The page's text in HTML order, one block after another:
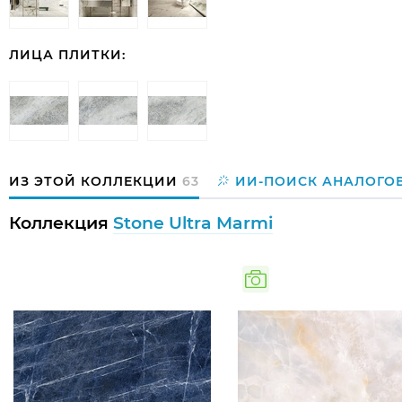
ЛИЦА ПЛИТКИ:
ИЗ ЭТОЙ КОЛЛЕКЦИИ 63 ИИ-ПОИСК
Коллекция Stone Ultra Marmi